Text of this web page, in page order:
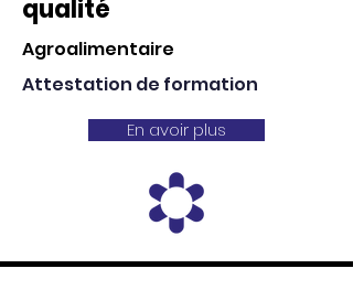
qualité
Agroalimentaire
Attestation de formation
En avoir plus